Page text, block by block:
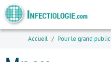
Accueil Pour le grand public